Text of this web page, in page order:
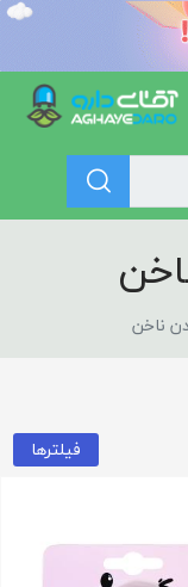
ناخن
فیلترها